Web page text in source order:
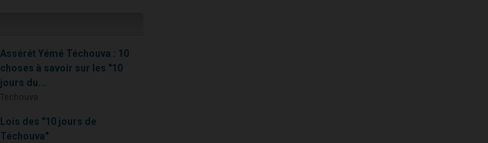
Assérét Yémé Téchouva : 10
choses à savoir sur les "10
jours du...
Lois des "10 jours de
Téchouva"